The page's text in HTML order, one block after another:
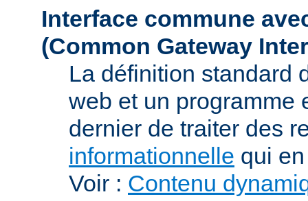
Interface commune
(Common Gateway
La définition standard
web et un programme
dernier de traiter des
informationnelle qui
Voir : Contenu